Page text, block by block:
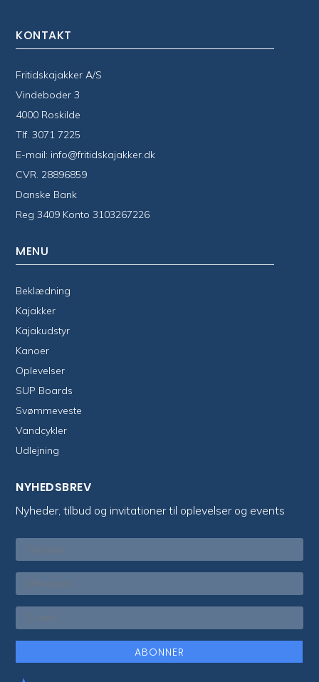
KONTAKT
Fritidskajakker A/S
Vindeboder 3
4000 Roskilde
Tlf.3071 7225
E-mail: info@fritidskajakker.dk
CVR. 28896859
Danske Bank
Reg 3409 Konto 3103267226
MENU
Beklædning
Kajakker
Kajakudstyr
Kanoer
Oplevelser
SUP Boards
Svømmeveste
Vandcykler
Udlejning
NYHEDSBREV
Nyheder, tilbud og invitationer til oplevelser og events
ABONNER